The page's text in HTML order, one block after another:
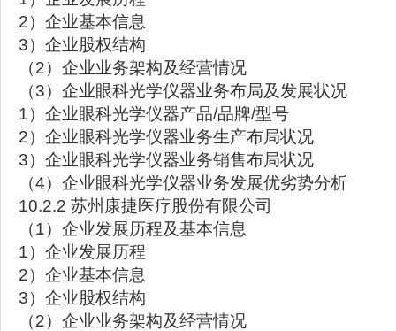
2）企业基本信息
3）企业股权结构
（2）企业业务架构及经营情况
（3）企业眼科光学仪器业务布局及发展状况
1）企业眼科光学仪器产品/品牌/型号
2）企业眼科光学仪器业务生产布局状况
3）企业眼科光学仪器业务销售布局状况
（4）企业眼科光学仪器业务发展优劣势分析
10.2.2 苏州康捷医疗股份有限公司
（1）企业发展历程及基本信息
1）企业发展历程
2）企业基本信息
3）企业股权结构
（2）企业业务架构及经营情况